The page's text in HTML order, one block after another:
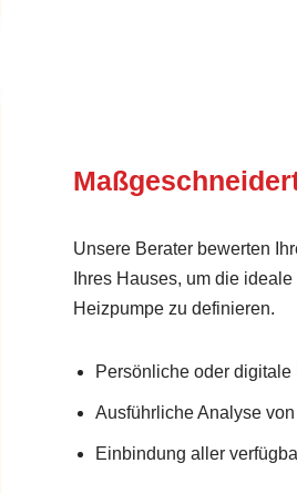
Unsere Berater bewerten
Ihres Hauses, um die
Heizpumpe zu definieren.
Persönliche oder digitale
Ausführliche Analyse
Einbindung aller